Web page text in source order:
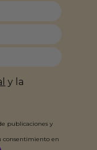
y la
publicaciones y
consentimiento en